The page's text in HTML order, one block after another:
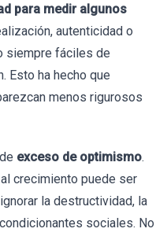
para medir algunos
autenticidad o
siempre fáciles de
Esto ha hecho que
menos rigurosos
exceso de optimismo.
crecimiento puede ser
la destructividad, la
sociales. No